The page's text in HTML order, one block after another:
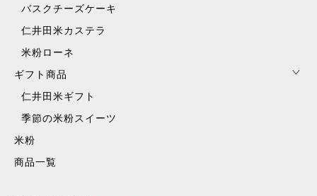
バスクチーズケーキ
仁井田米カステラ
米粉ローネ
ギフト商品
仁井田米ギフト
季節の米粉スイーツ
米粉
商品一覧